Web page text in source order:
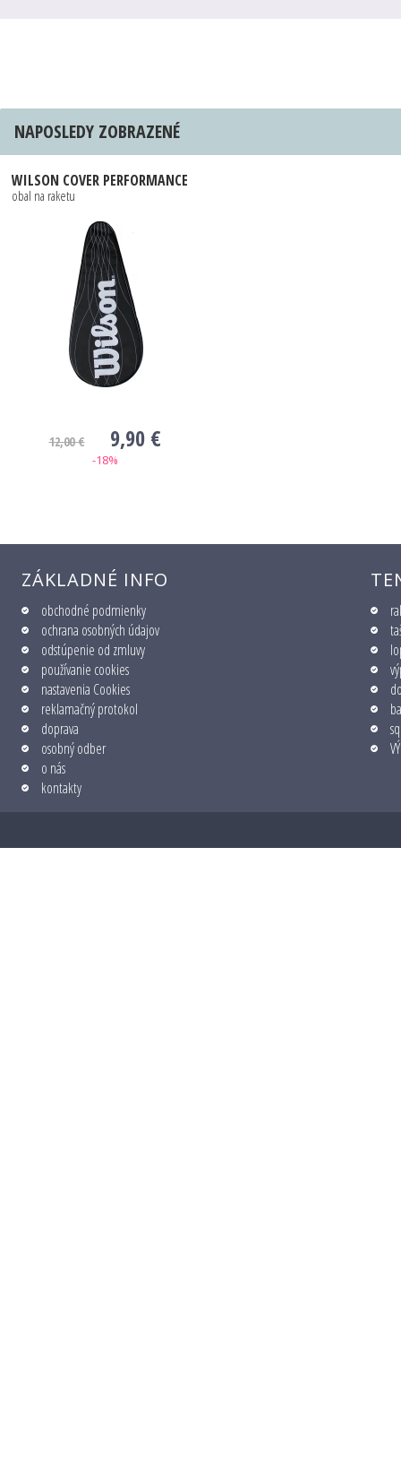
NAPOSLEDY ZOBRAZENÉ
WILSON COVER PERFORMANCE
obal na raketu
12,00 € 9,90 €
-18%
ZÁKLADNÉ INFO
obchodné podmienky
ochrana osobných údajov
odstúpenie od zmluvy
používanie cookies
nastavenia Cookies
reklamačný protokol
doprava
osobný odber
o nás
kontakty